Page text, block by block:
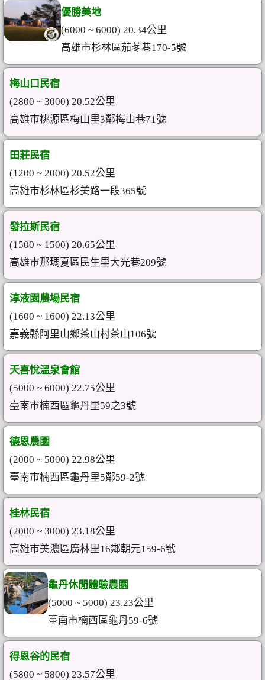
優勝美地
(6000 ~ 6000) 20.34公里
高雄市杉林區茄苳巷170-5號
梅山口民宿
(2800 ~ 3000) 20.52公里
高雄市桃源區梅山里3鄰梅山巷71號
田莊民宿
(1200 ~ 2000) 20.52公里
高雄市杉林區杉美路一段365號
發拉斯民宿
(1500 ~ 1500) 20.65公里
高雄市那瑪夏區民生里大光巷209號
淳液園農場民宿
(1600 ~ 1600) 22.13公里
嘉義縣阿里山鄉茶山村茶山106號
天喜悅溫泉會館
(5000 ~ 6000) 22.75公里
臺南市楠西區龜丹里59之3號
德恩農園
(2000 ~ 5000) 22.98公里
臺南市楠西區龜丹里5鄰59-2號
桂林民宿
(2000 ~ 3000) 23.18公里
高雄市美濃區廣林里16鄰朝元159-6號
龜丹休閒體驗農園
(5000 ~ 5000) 23.23公里
臺南市楠西區龜丹59-6號
得恩谷的民宿
(5800 ~ 5800) 23.57公里